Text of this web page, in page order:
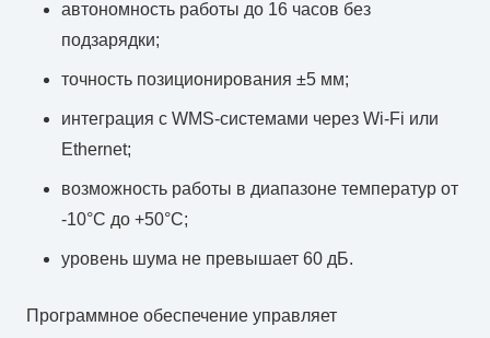
автономность работы до 16 часов без
подзарядки;
точность позиционирования ±5 мм;
интеграция с WMS-системами через Wi-Fi или
Ethernet;
возможность работы в диапазоне температур от
-10°C до +50°C;
уровень шума не превышает 60 дБ.
Программное обеспечение управляет